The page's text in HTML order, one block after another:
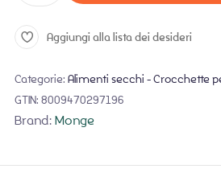
Aggiungi alla lista dei desideri
Categorie: Alimenti secchi - Crocchette
GTIN: 8009470297196
Brand:Monge